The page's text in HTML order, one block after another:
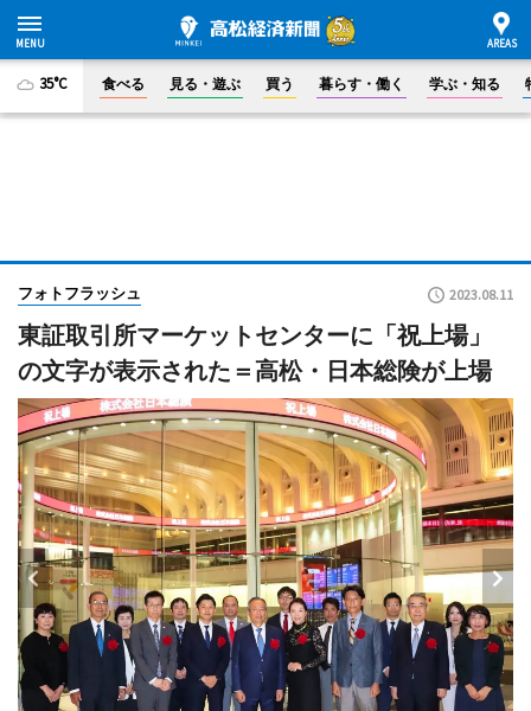
35°C 食べる 見る・遊ぶ 買う 暮らす・働く 学ぶ・知る
フォトフラッシュ 2023.08.11
東証取引所マーケットセンターに「祝上場」
の文字が表示された＝高松・日本総険が上場